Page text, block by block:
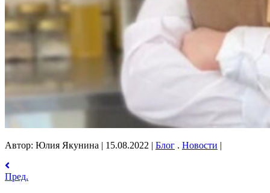
Автор: Юлия Якунина | 15.08.2022 | Блог . Новости |
Пред.